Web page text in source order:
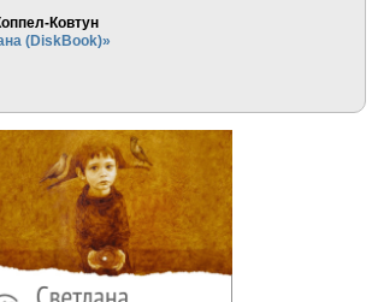
Ковтун
(DiskBook)»